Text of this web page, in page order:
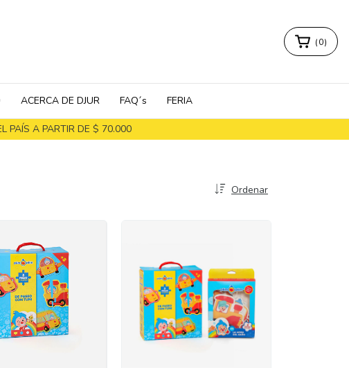
PAÍS A PARTIR DE $ 70.000
(0)
ACERCA DE DJUR FAQ´s FERIA
Ordenar